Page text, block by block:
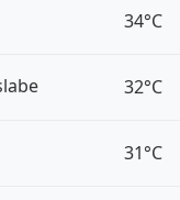
34°C
32°C
31°C